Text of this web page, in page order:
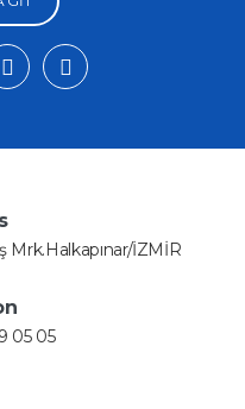
Mrk.Halkapınar/İZMİR
05 05